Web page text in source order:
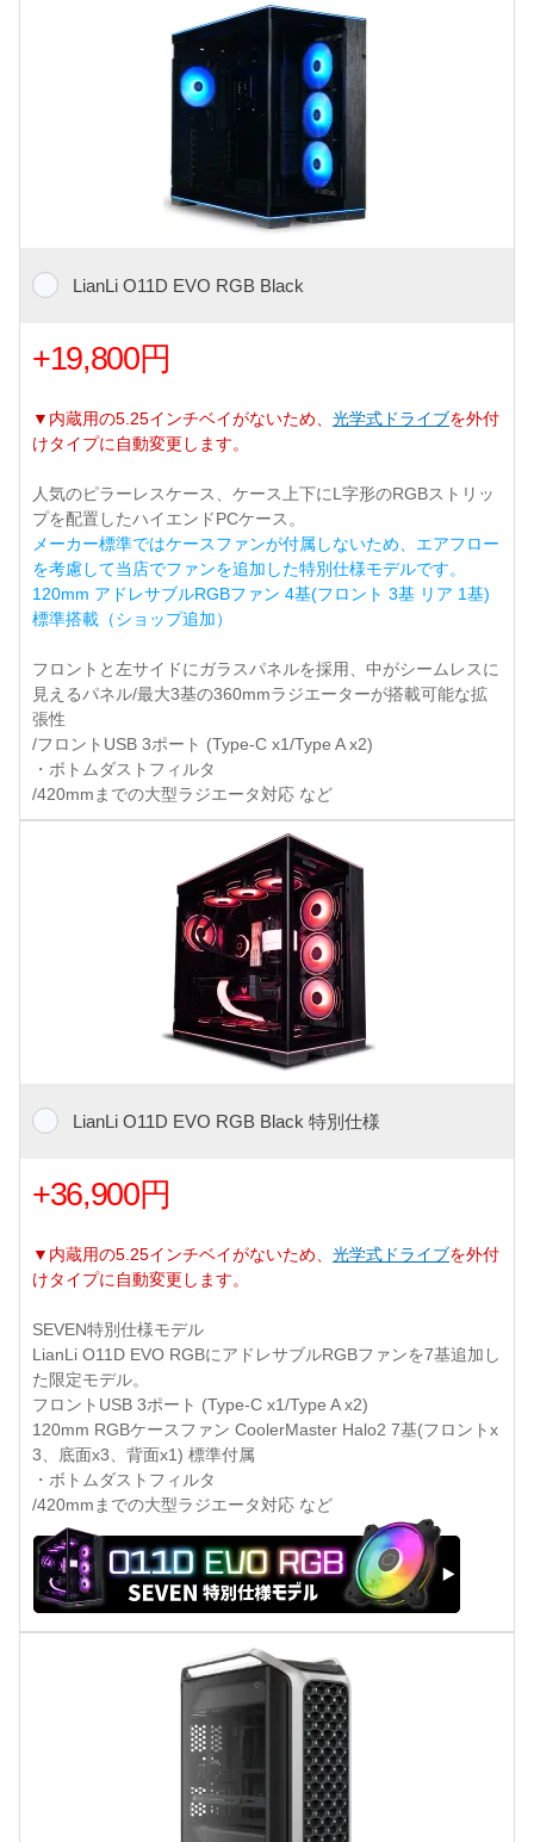
LianLi O11D EVO RGB Black
+19,800円
▼内蔵用の5.25インチベイがないため、 光学式ドライブを外付
けタイプに自動変更します。
人気のピラーレスケース、ケース上下にL字形のRGBストリッ
プを配置したハイエンドPCケース。
メーカー標準ではケースファンが付属しないため、エアフロー
を考慮して当店でファンを追加した特別仕様モデルです。
120mm アドレサブルRGBファン 4基(フロント 3基 リア 1基)
標準搭載（ショップ追加）
フロントと左サイドにガラスパネルを採用、中がシームレスに
見えるパネル/最大3基の360mmラジエーターが搭載可能な拡
張性
/フロントUSB 3ポート (Type-C x1/Type A x2)
・ボトムダストフィルタ
/420mmまでの大型ラジエータ対応 など
LianLi O11D EVO RGB Black 特別仕様
+36,900円
▼内蔵用の5.25インチベイがないため、 光学式ドライブを外付
けタイプに自動変更します。
SEVEN特別仕様モデル
LianLi O11D EVO RGBにアドレサブルRGBファンを7基追加し
た限定モデル。
フロントUSB 3ポート (Type-C x1/Type A x2)
120mm RGBケースファン CoolerMaster Halo2 7基(フロントx
3、底面x3、背面x1) 標準付属
・ボトムダストフィルタ
/420mmまでの大型ラジエータ対応 など